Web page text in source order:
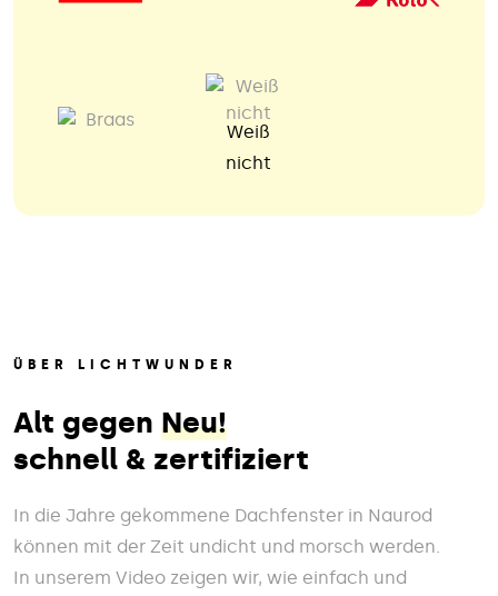
Weiß
nicht
ÜBER LICHTWUNDER
Alt gegen Neu!
schnell & zertifiziert
In die Jahre gekommene Dachfenster in Naurod
können mit der Zeit undicht und morsch werden.
In unserem Video zeigen wir, wie einfach und